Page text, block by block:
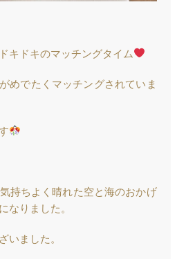
キドキのマッチングタイム
めでたくマッチングされていま
持ちよく晴れた空と海のおかげ
なりました。
いました。